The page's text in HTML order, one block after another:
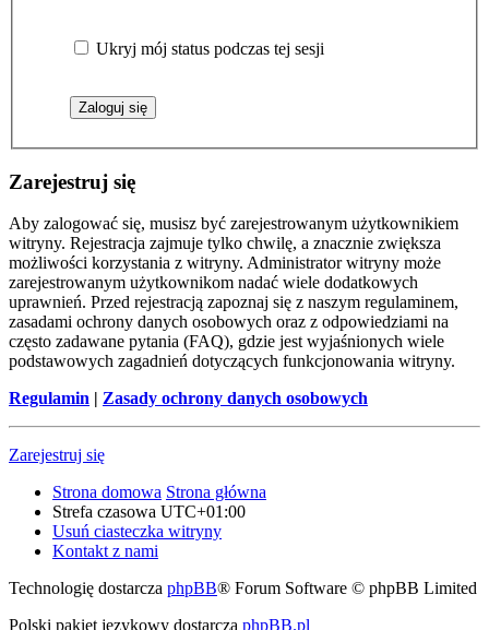
Ukryj mój status podczas tej sesji
Zarejestruj się
Aby zalogować się, musisz być zarejestrowanym użytkownikiem
witryny. Rejestracja zajmuje tylko chwilę, a znacznie zwiększa
możliwości korzystania z witryny. Administrator witryny może
zarejestrowanym użytkownikom nadać wiele dodatkowych
uprawnień. Przed rejestracją zapoznaj się z naszym regulaminem,
zasadami ochrony danych osobowych oraz z odpowiedziami na
często zadawane pytania (FAQ), gdzie jest wyjaśnionych wiele
podstawowych zagadnień dotyczących funkcjonowania witryny.
Regulamin | Zasady ochrony danych osobowych
Zarejestruj się
Strona domowa Strona główna
Strefa czasowa UTC+01:00
Usuń ciasteczka witryny
Kontakt z nami
Technologię dostarcza phpBB® Forum Software © phpBB Limited
Polski pakiet językowy dostarcza phpBB.pl